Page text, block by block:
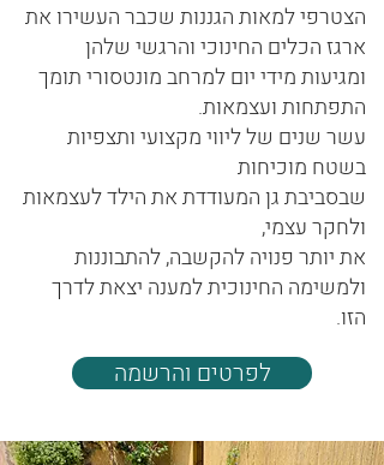
הצטרפי למאות הגננות שכבר העשירו את
ארגז הכלים החינוכי והרגשי שלהן
ומגיעות מידי יום למרחב מונטסורי תומך
התפתחות ועצמאות.
עשר שנים של ליווי מקצועי ותצפיות
בשטח מוכיחות
שבסביבת גן המעודדת את הילד לעצמאות
ולחקר עצמי,
את יותר פנויה להקשבה, להתבוננות
ולמשימה החינוכית למענה יצאת לדרך
הזו.
לפרטים והרשמה